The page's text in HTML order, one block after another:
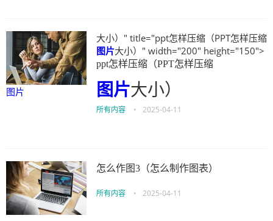
图片
大小）" title="ppt怎样压缩（PPT怎样压缩
图片大小）" width="200" height="150">
ppt怎样压缩（PPT怎样压缩
图片大小）
所有内容 • 2025-04-11
怎么作图3（怎么制作图表）
所有内容 • 2025-04-11